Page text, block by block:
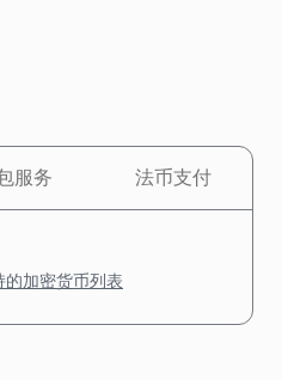
服务 法币支付
的加密货币列表